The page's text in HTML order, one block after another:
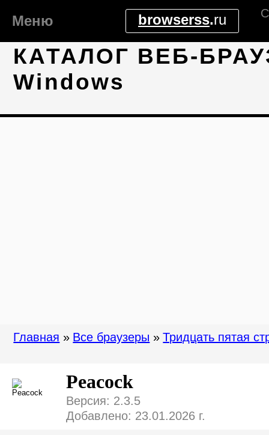
Главная » Все браузеры » Тридцать пятая
Версия: 2.3.5
Добавлено: 23.01.2026 г.
Peacock
КАТАЛОГ ВЕБ-
Windows
browserss.ru
Меню